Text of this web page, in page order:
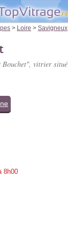
> Loire > Savigneux
Bouchet", vitrier situé
8h00